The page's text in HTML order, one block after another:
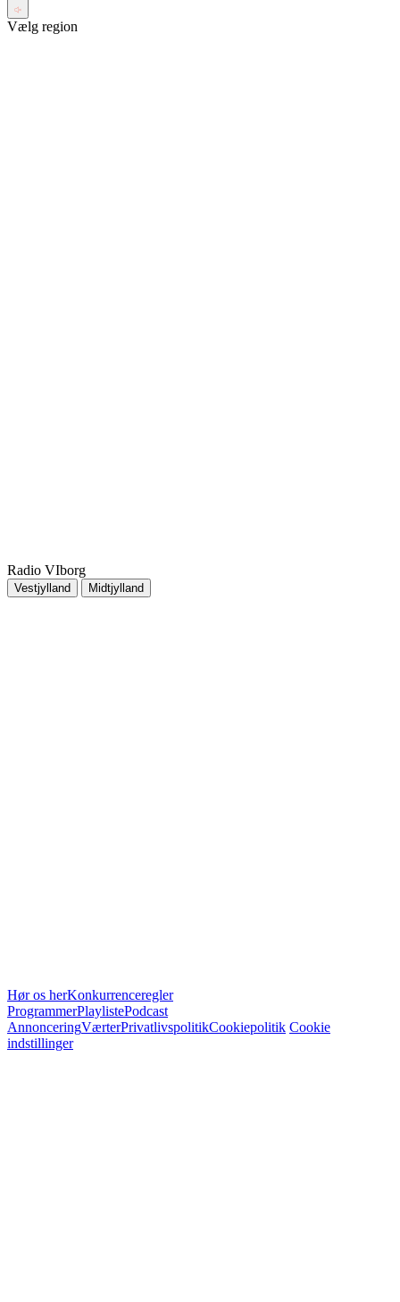
Vælg region
Radio VIborg
Vestjylland Midtjylland
Hør os herKonkurrenceregler
ProgrammerPlaylistePodcast
AnnonceringVærterPrivatlivspolitikCookiepolitik Cookie
indstillinger